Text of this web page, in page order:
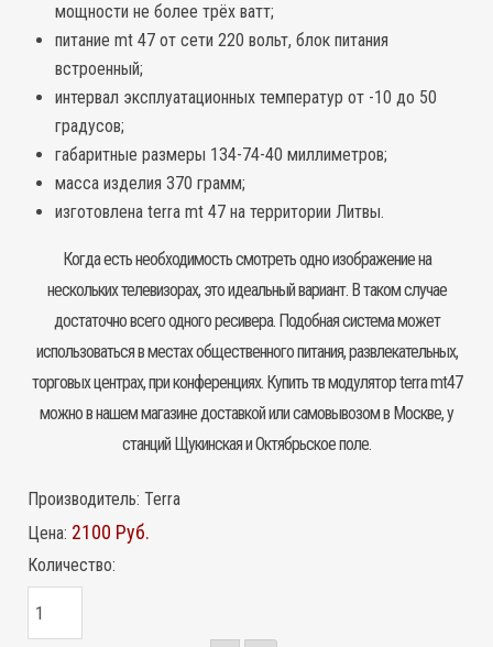
мощности не более трёх ватт;
питание mt 47 от сети 220 вольт, блок питания
встроенный;
интервал эксплуатационных температур от -10 до 50
градусов;
габаритные размеры 134-74-40 миллиметров;
масса изделия 370 грамм;
изготовлена terra mt 47 на территории Литвы.
Когда есть необходимость смотреть одно изображение на
нескольких телевизорах, это идеальный вариант. В таком случае
достаточно всего одногоресивера. Подобная система может
использоваться в местах общественного питания, развлекательных,
торговых центрах, при конференциях. Купитьтв модуляторterra mt47
можно в нашем магазине доставкой или самовывозом в Москве, у
станций Щукинская и Октябрьское поле.
Производитель: Terra
Цена: 2100 Руб.
Количество: